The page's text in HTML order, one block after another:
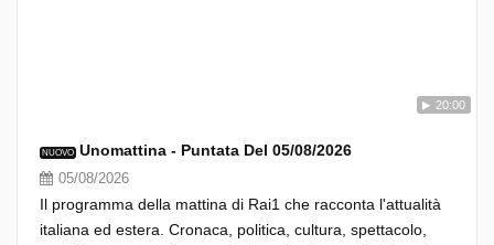
20:00
NUOVO Unomattina - Puntata Del 05/08/2026
05/08/2026
Il programma della mattina di Rai1 che racconta l'attualità
italiana ed estera. Cronaca, politica, cultura, spettacolo,